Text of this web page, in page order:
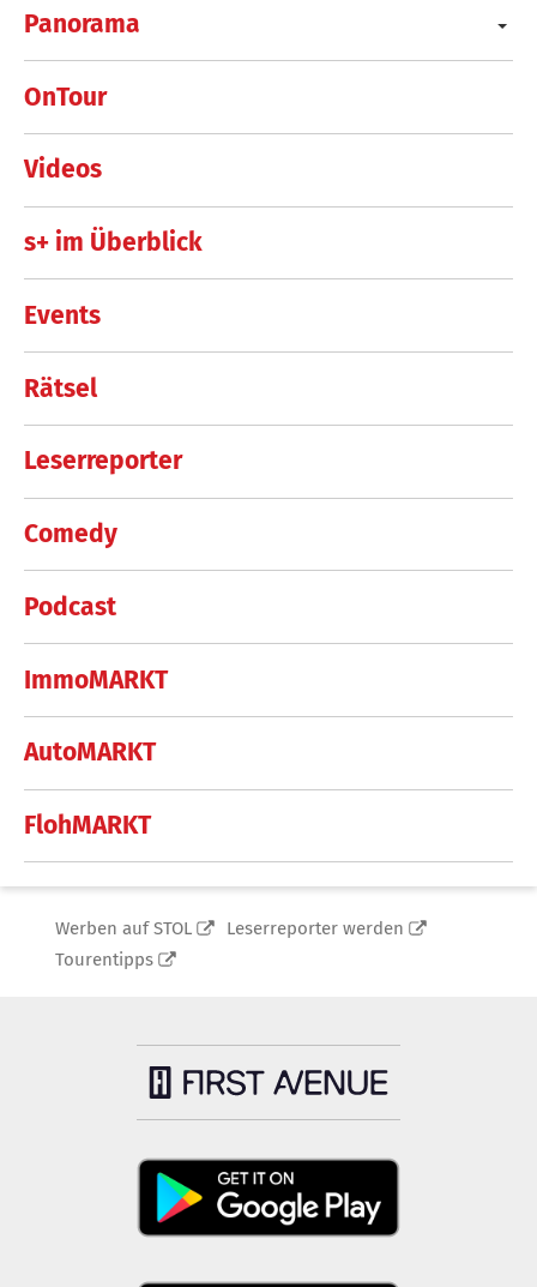
Panorama
OnTour
Videos
s+ im Überblick
Events
Rätsel
Leserreporter
Comedy
Podcast
ImmoMARKT
AutoMARKT
FlohMARKT
Werben auf STOL
Leserreporter werden
Tourentipps